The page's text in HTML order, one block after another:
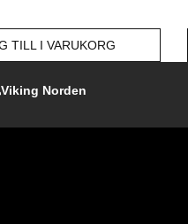
TILL I VARUKORG
Viking Norden